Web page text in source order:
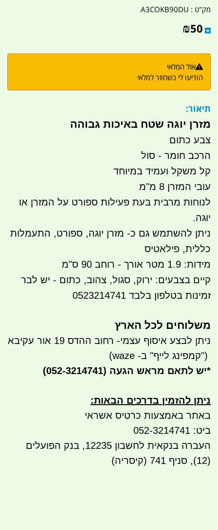
מק"ט : A3COKB90DU
₪50
אזל המלאי
הודיעו לי כשחוזר למלאי
תיאור:
מזרן יוגה שטח באיכות גבוהה
צבע כתום
הרכב חומר - סול
קל משקל ועמיד במיוחד
​עובי המזרן 8 מ"מ
לנוחות מרבית בעת פעילות ספורט על המזרן או
יוגה.
ניתן להשתמש גם כ- מזרן יוגה, ספורט, התעמלות
כללית, פילאטיס
מידות: 1.9 מטר אורך - רוחב 90 ס"מ
קיים בצבעים: ירוק, סגול, צהוב, כתום - יש לבר
זמינות בטלפון בלבד 0523214741
משלוחים לכל הארץ
ניתן לבצע איסוף עצמי- רחוב ההדס 19 אור עקיבא
")קמפינג לייף" ב- waze)
*יש לתאם מראש הגעה (052-3214741)
ניתן להזמין בדרכים הבאות:
באתר באמצעות כרטיס אשראי
ביט: 052-3214741
העברה בנקאית לחשבון 12235, בנק הפועלים
(12), סניף 741 (קיסריה)